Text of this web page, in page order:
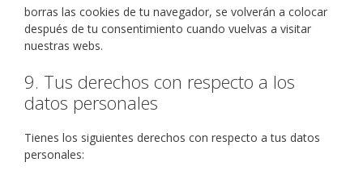
borras las cookies de tu navegador, se volverán a colocar
después de tu consentimiento cuando vuelvas a visitar
nuestras webs.
9. Tus derechos con respecto a los
datos personales
Tienes los siguientes derechos con respecto a tus datos
personales: